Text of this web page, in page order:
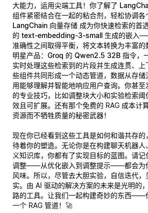
大能力，运用尖端工具！你了解了
组件紧密结合在一起的粘合剂，轻松协调各
LangChain 向量存储 成为你快速检索的首
的 text-embedding-3-small 生成的嵌入
准确性之间取得平衡，将文本转换为丰富
明星产品： Groq 的 Qwen2.5 32B 指令，
实时处理这些检索到的片段并生成连贯、
些组件共同形成一个动态管道，数据从存
用能够理解并智能地响应用户查询。你甚
的专业技巧，比如调整块大小和实验检索
效且可扩展。还有那个免费的 RAG 成本
资源而不牺牲质量的秘密武器！
现在你已经看到这些工具是如何和谐共存
待着你的塑造。无论你是在构建聊天机器人
义知识库，你都有了实现目标的蓝图。请
调整——从优化嵌入到调整提示——都会为
风味。所以，尽管去大胆实验，自信迭代
实。由 AI 驱动的解决方案的未来是光明的
路的工具。让我们一起构建奇妙的东西——
一个 RAG 管道！🚀